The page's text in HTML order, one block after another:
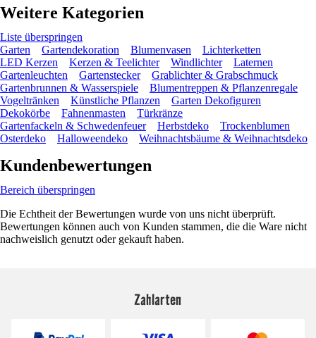
Weitere Kategorien
Liste überspringen
Garten
Gartendekoration Blumenvasen
Lichterketten
LED Kerzen
Kerzen & Teelichter Windlichter
Laternen
Gartenleuchten
Gartenstecker
Grablichter & Grabschmuck
Gartenbrunnen & Wasserspiele
Blumentreppen & Pflanzenregale
Vogeltränken
Künstliche Pflanzen
Garten Dekofiguren
Dekokörbe
Fahnenmasten
Türkränze
Gartenfackeln & Schwedenfeuer
Herbstdeko
Trockenblumen
Osterdeko
Halloweendeko Weihnachtsbäume & Weihnachtsdeko
Kundenbewertungen
Bereich überspringen
Die Echtheit der Bewertungen wurde von uns nicht überprüft.
Bewertungen können auch von Kunden stammen, die die Ware nicht
nachweislich genutzt oder gekauft haben.
Zahlarten